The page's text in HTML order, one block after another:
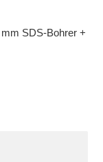
SDS-Bohrer +